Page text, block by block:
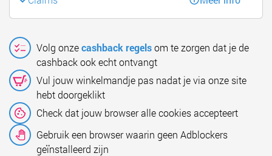
Volg onzecashback regelsom te zorgen dat je de
cashback ook echt ontvangt
Vul jouw winkelmandje pas nadat je via onze site
hebt doorgeklikt
Check dat jouw browser alle cookies accepteert
Gebruik een browser waarin geen Adblockers
geïnstalleerd zijn